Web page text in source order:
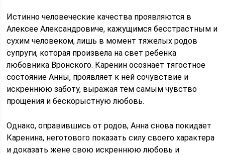
Истинно человеческие качества проявляются в
Алексее Александровиче, кажущимся бесстрастным и
сухим человеком, лишь в момент тяжелых родов
супруги, которая произвела на свет ребенка
любовника Вронского. Каренин осознает тягостное
состояние Анны, проявляет к ней сочувствие и
искреннюю заботу, выражая тем самым чувство
прощения и бескорыстную любовь.
Однако, оправившись от родов, Анна снова покидает
Каренина, неготового показать силу своего характера
и доказать жене свою искреннюю любовь и